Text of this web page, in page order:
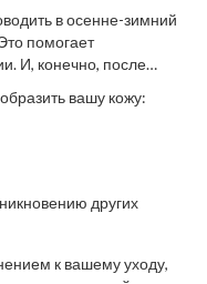
в осенне-зимний
помогает
И, конечно, после
вашу кожу:
других
к вашему уходу,